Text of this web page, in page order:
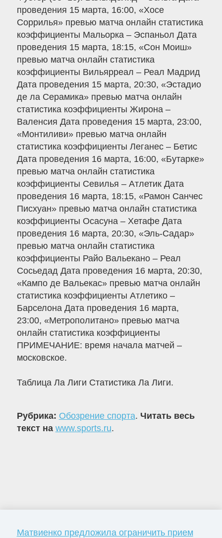
проведения 15 марта, 16:00, «Хосе
Соррилья» превью матча онлайн статистика
коэффициенты Мальорка – Эспаньол Дата
проведения 15 марта, 18:15, «Сон Моиш»
превью матча онлайн статистика
коэффициенты Вильярреал – Реал Мадрид
Дата проведения 15 марта, 20:30, «Эстадио
де ла Серамика» превью матча онлайн
статистика коэффициенты Жирона –
Валенсия Дата проведения 15 марта, 23:00,
«Монтиливи» превью матча онлайн
статистика коэффициенты Леганес – Бетис
Дата проведения 16 марта, 16:00, «Бутарке»
превью матча онлайн статистика
коэффициенты Севилья – Атлетик Дата
проведения 16 марта, 18:15, «Рамон Санчес
Писхуан» превью матча онлайн статистика
коэффициенты Осасуна – Хетафе Дата
проведения 16 марта, 20:30, «Эль-Садар»
превью матча онлайн статистика
коэффициенты Райо Вальекано – Реал
Сосьедад Дата проведения 16 марта, 20:30,
«Кампо де Вальекас» превью матча онлайн
статистика коэффициенты Атлетико –
Барселона Дата проведения 16 марта,
23:00, «Метрополитано» превью матча
онлайн статистика коэффициенты
ПРИМЕЧАНИЕ: время начала матчей –
московское.
Таблица Ла Лиги Статистика Ла Лиги.
Рубрика: Обозрение спорта. Читать весь
текст на www.sports.ru.
Матвиенко предложила ограничить прием